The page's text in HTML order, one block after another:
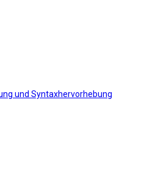
und Syntaxhervorhebung